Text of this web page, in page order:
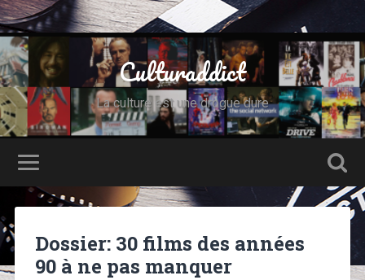
Culturaddict
La culture est une drogue dure
Dossier: 30 films des années
90 à ne pas manquer